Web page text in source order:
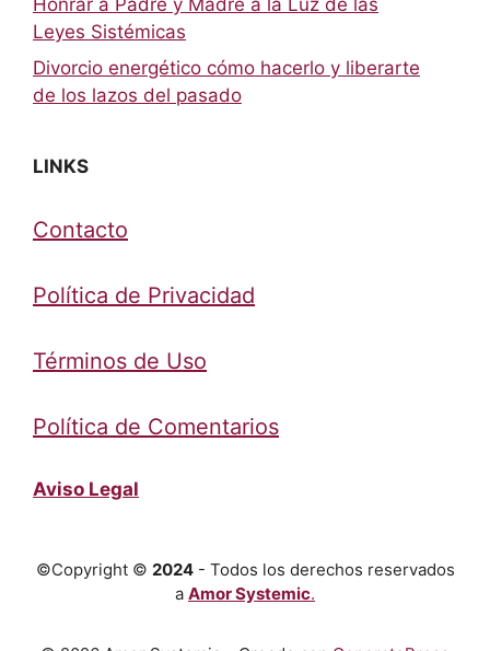
Leyes Sistémicas
Divorcio energético cómo hacerlo y liberarte
de los lazos del pasado
LINKS
Contacto
Política de Privacidad
Términos de Uso
Política de Comentarios
Aviso Legal
©Copyright © 2024- Todos los derechos reservados
a Amor Systemic.